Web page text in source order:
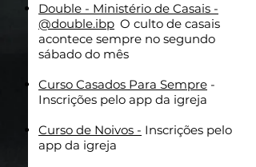
Double - Ministério de Casais -
@double.ibp O culto de casais
acontece sempre no segundo
sábado do mês
Curso Casados Para Sempre -
Inscrições pelo app da igreja
Curso de Noivos - Inscrições pelo
app da igreja